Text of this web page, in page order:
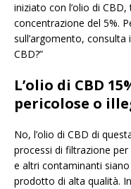
iniziato con l’olio di
concentrazione del 5%.
sull’argomento, consulta
CBD?”
L’olio di CBD
pericolose o
No, l’olio di CBD di
processi di filtrazione
e altri contaminanti
prodotto di alta qualità.